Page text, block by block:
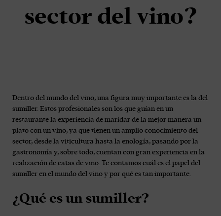
sector del vino?
Dentro del mundo del vino, una figura muy importante es la del
sumiller. Estos profesionales son los que guían en un
restaurante la experiencia de maridar de la mejor manera un
plato con un vino, ya que tienen un amplio conocimiento del
sector, desde la viticultura hasta la enología, pasando por la
gastronomía y, sobre todo, cuentan con gran experiencia en la
realización de catas de vino. Te contamos cuál es el papel del
sumiller en el mundo del vino y por qué es tan importante.
¿Qué es un sumiller?